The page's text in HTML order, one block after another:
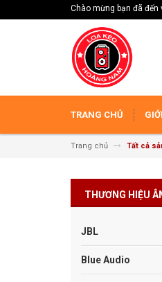
Chào mừng bạn đã đến
TRANG CHỦ
Trang chủ Tất cả
THƯƠNG HIỆU
JBL
Blue Audio